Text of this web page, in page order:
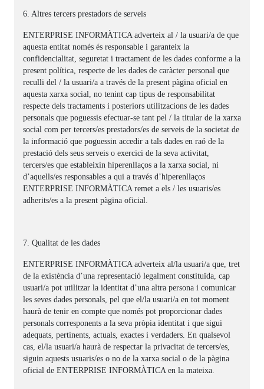
6. Altres tercers prestadors de serveis
ENTERPRISE INFORMÀTICA adverteix al / la usuari/a de que
aquesta entitat només és responsable i garanteix la
confidencialitat, seguretat i tractament de les dades conforme a la
present política, respecte de les dades de caràcter personal que
reculli del / la usuari/a a través de la present pàgina oficial en
aquesta xarxa social, no tenint cap tipus de responsabilitat
respecte dels tractaments i posteriors utilitzacions de les dades
personals que poguessis efectuar-se tant pel / la titular de la xarxa
social com per tercers/es prestadors/es de serveis de la societat de
la informació que poguessin accedir a tals dades en raó de la
prestació dels seus serveis o exercici de la seva activitat,
tercers/es que estableixin hiperenllaços a la xarxa social, ni
d’aquells/es responsables a qui a través d’hiperenllaços
ENTERPRISE INFORMÀTICA remet a els / les usuaris/es
adherits/es a la present pàgina oficial.
7. Qualitat de les dades
ENTERPRISE INFORMÀTICA adverteix al/la usuari/a que, tret
de la existència d’una representació legalment constituïda, cap
usuari/a pot utilitzar la identitat d’una altra persona i comunicar
les seves dades personals, pel que el/la usuari/a en tot moment
haurà de tenir en compte que només pot proporcionar dades
personals corresponents a la seva pròpia identitat i que sigui
adequats, pertinents, actuals, exactes i verdaders. En qualsevol
cas, el/la usuari/a haurà de respectar la privacitat de tercers/es,
siguin aquests usuaris/es o no de la xarxa social o de la pàgina
oficial de ENTERPRISE INFORMÀTICA en la mateixa.